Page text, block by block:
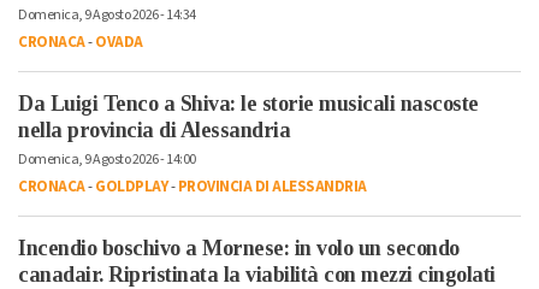
Domenica, 9 Agosto 2026 - 14:34
CRONACA-OVADA
Da Luigi Tenco a Shiva: le storie musicali nascoste
nella provincia di Alessandria
Domenica, 9 Agosto 2026 - 14:00
CRONACA-GOLDPLAY-PROVINCIA DI ALESSANDRIA
Incendio boschivo a Mornese: in volo un secondo
canadair. Ripristinata la viabilità con mezzi cingolati